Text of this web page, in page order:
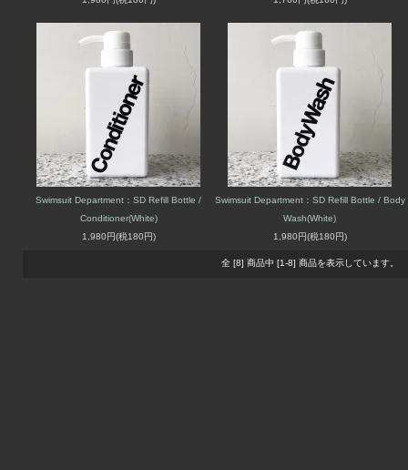
Swimsuit Department：SD Refill Bottle /
Conditioner(White)
1,980円(税180円)
Swimsuit Department：SD Refill Bottle / Body
Wash(White)
1,980円(税180円)
全 [8] 商品中 [1-8] 商品を表示しています。